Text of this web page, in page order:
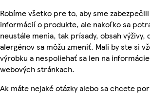
Robíme všetko pre to, aby sme
informácií o produkte, ale nakoľko sa
neustále menia, tak prísady, obsah výživy,
alergénov sa môžu zmeniť. Mali by ste si
výrobku a nespoliehať sa len na
webových stránkach.
Ak máte nejaké otázky alebo sa chcete